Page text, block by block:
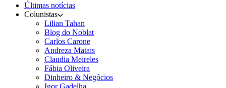
Últimas notícias
Colunistas
Lilian Tahan
Blog do Noblat
Carlos Carone
Andreza Matais
Claudia Meireles
Fábia Oliveira
Dinheiro & Negócios
Igor Gadelha